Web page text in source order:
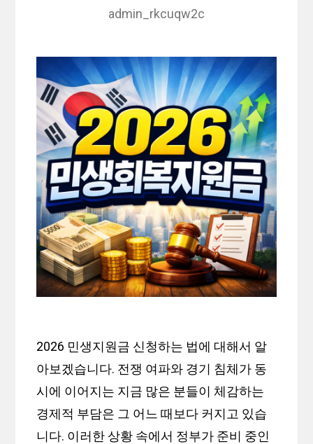
admin_rkcuqw2c
2026 민생지원금 신청하는 법에 대해서 알
아보겠습니다. 전쟁 여파와 경기 침체가 동
시에 이어지는 지금 많은 분들이 체감하는
경제적 부담은 그 어느 때보다 커지고 있습
니다. 이러한 상황 속에서 정부가 준비 중인